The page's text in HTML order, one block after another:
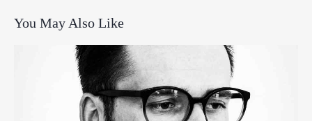
You May Also Like